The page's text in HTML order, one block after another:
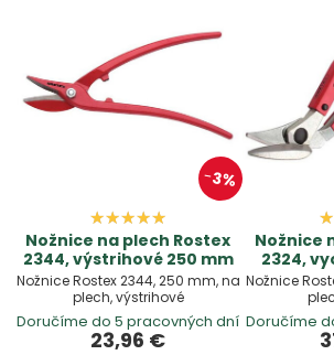
3%
Nožnice na plech Rostex
2344, výstrihové 250 mm
Nožnice Rostex 2344, 250 mm, na
plech, výstrihové
Doručíme do 5 pracovných dní
23,96 €
Nožnice
2324,
Nožnice
Doručíme